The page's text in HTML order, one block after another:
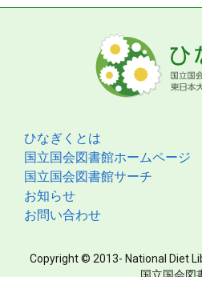
ひなぎくとは
国立国会図書館ホームページ
国立国会図書館サーチ
お知らせ
お問い合わせ
Copyright © 2013- National Diet